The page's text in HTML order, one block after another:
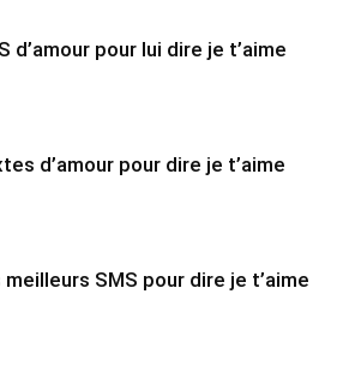
d’amour pour lui dire je t’aime
d’amour pour dire je t’aime
meilleurs SMS pour dire je t’aime